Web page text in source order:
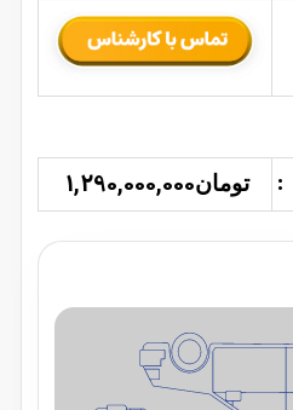
: تومان1,290,000,000